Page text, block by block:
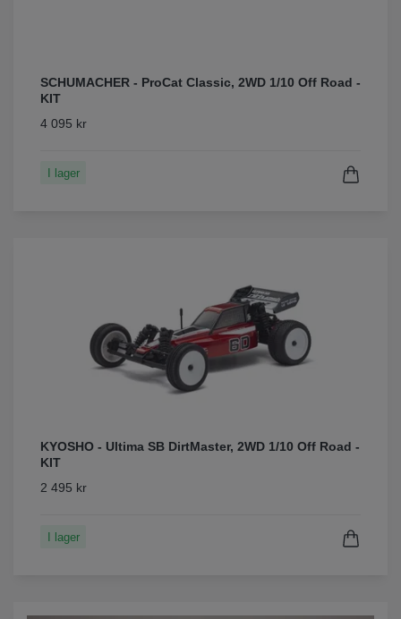
SCHUMACHER - ProCat Classic, 2WD 1/10 Off Road -
KIT
4 095 kr
I lager
KYOSHO - Ultima SB DirtMaster, 2WD 1/10 Off Road -
KIT
2 495 kr
I lager